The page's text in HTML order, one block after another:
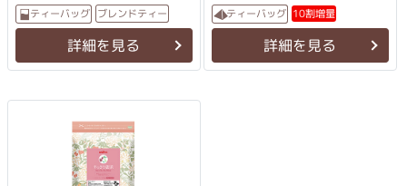
ティーバッグ ブレンドティー
詳細を見る
ティーバッグ 10割増量
詳細を見る